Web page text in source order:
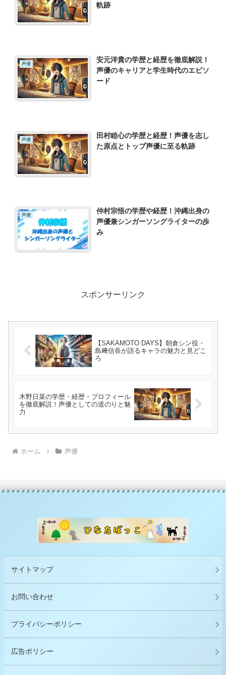
軌跡
声優
安元洋貴の学歴と経歴を徹底解説！
声優のキャリアと学生時代のエピソ
ード
声優
田村睦心の学歴と経歴！声優を志し
た原点とトップ声優に至る軌跡
声優
仲村宗悟の学歴や経歴！沖縄出身の
声優兼シンガーソングライターの歩
み
スポンサーリンク
【SAKAMOTO DAYS】朝倉シン役・
島﨑信長が語るキャラの魅力と見どこ
ろ
木野日菜の学歴・経歴・プロフィール
を徹底解説！声優としての道のりと魅
力
ホーム 声優
サイトマップ
お問い合わせ
プライバシーポリシー
広告ポリシー